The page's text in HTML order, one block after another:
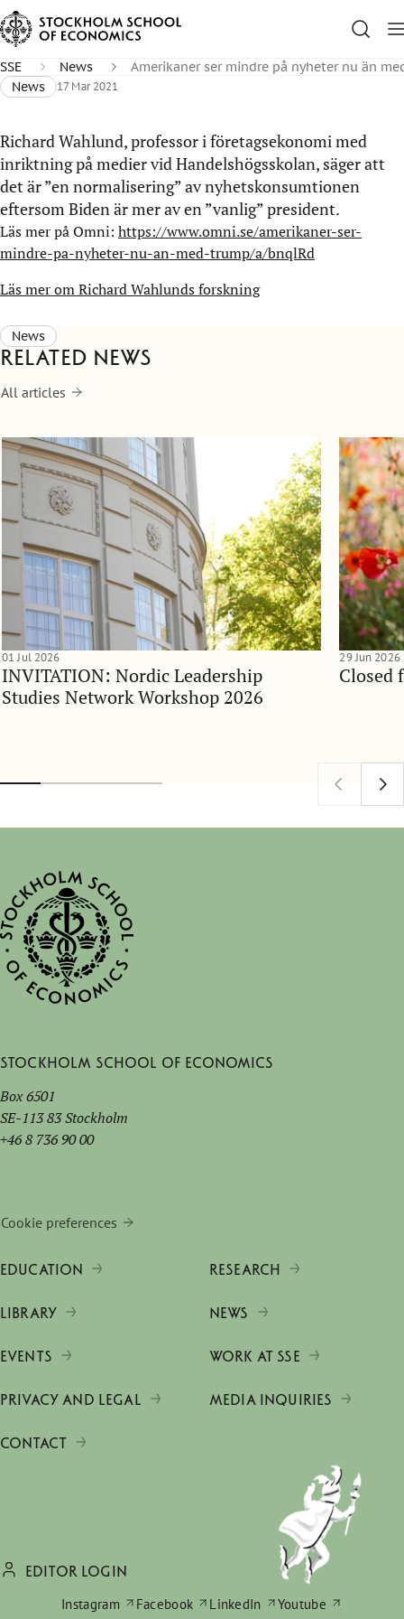
SSE News
Amerikaner ser mindre på nyheter nu än
News
17 Mar 2021
Richard Wahlund, professor i företagsekonomi med
inriktning på medier vid Handelshögsskolan, säger att
det är ”en normalisering” av nyhetskonsumtionen
eftersom Biden är mer av en ”vanlig” president.
Läs mer på Omni: https://www.omni.se/amerikaner-ser-
mindre-pa-nyheter-nu-an-med-trump/a/bnqlRd
Läs mer om Richard Wahlunds forskning
News
Related news
All articles
INVITATION: Nordic Leadership
Studies Network Workshop 2026
01 Jul 2026
Closed
29 Jun 2026
Stockholm School of Economics
Box 6501
SE-113 83 Stockholm
+46 8 736 90 00
Cookie preferences
EDUCATION RESEARCH
LIBRARY NEWS
EVENTS WORK AT SSE
PRIVACY AND LEGAL MEDIA INQUIRIES
CONTACT
EDITOR LOGIN
Instagram
Facebook LinkedIn Youtube